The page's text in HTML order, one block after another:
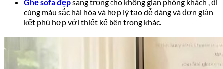
Ghế sofa đẹpsang trọng cho không gian phòng khách , đi
cùng màu sắc hài hòa và hợp lý tạo dễ dàng và đơn giản
kết phù hợp với thiết kế bên trong khác.